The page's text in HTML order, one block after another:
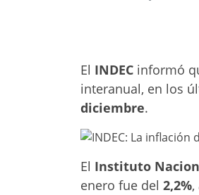
El INDEC informó
interanual, en los
diciembre.
El Instituto
enero fue del 2,2%